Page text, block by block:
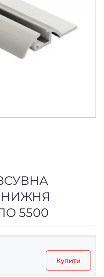
НИЖНЯ
5500
Купити